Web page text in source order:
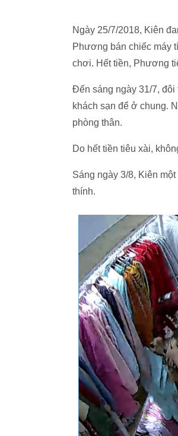
Ngày 25/7/2018, Kiên
Phương bán chiếc máy
chơi. Hết tiền, Phương
Đến sáng ngày 31/7, đôi
khách sạn để ở chung.
phòng thân.
Do hết tiền tiêu xài,
Sáng ngày 3/8, Kiên
thính.